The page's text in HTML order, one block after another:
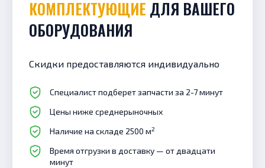
КОМПЛЕКТУЮЩИЕ ДЛЯ ВАШЕГО
ОБОРУДОВАНИЯ
Скидки предоставляются индивидуально
Специалист подберет запчасти за 2-7 минут
Цены ниже среднерыночных
Наличие на складе 2500 м2
Время отгрузки в доставку — от двадцати
минут